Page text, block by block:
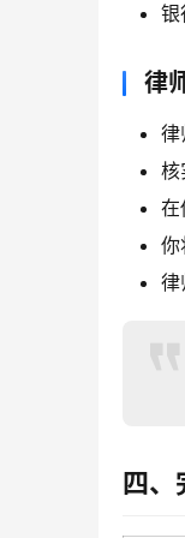
银
律
律
核
在
你
律
四、